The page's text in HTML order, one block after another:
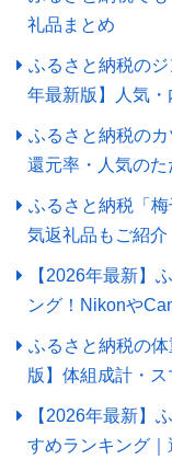
礼品まとめ
ふるさと納税の
年最新版】人気
ふるさと納税の
還元率・人気のた
ふるさと納税「
気返礼品もご紹介
【2026年最新】
ング！Nikonや
ふるさと納税の
版】体組成計・
【2026年最新】
すめランキング